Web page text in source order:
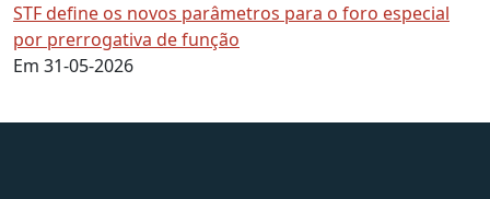
STF define os novos parâmetros para o foro especial
por prerrogativa de função
Em 31-05-2026